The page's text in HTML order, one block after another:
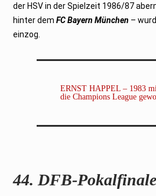
der HSV in der Spielzeit 1986/87
hinter demFC Bayern München –
einzog.
ERNST HAPPEL – 1983
die Champions League
44. DFB-